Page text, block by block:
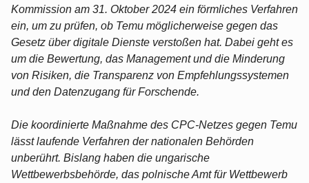
Kommission am 31. Oktober 2024 ein förmliches Verfahren
ein, um zu prüfen, ob Temu möglicherweise gegen das
Gesetz über digitale Dienste verstoßen hat. Dabei geht es
um die Bewertung, das Management und die Minderung
von Risiken, die Transparenz von Empfehlungssystemen
und den Datenzugang für Forschende.
Die koordinierte Maßnahme des CPC-Netzes gegen Temu
lässt laufende Verfahren der nationalen Behörden
unberührt. Bislang haben die ungarische
Wettbewerbsbehörde, das polnische Amt für Wettbewerb